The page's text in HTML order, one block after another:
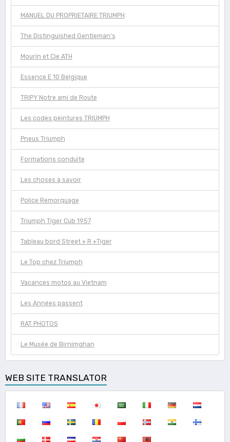
MANUEL DU PROPRIETAIRE TRIUMPH
The Distinguished Gentleman's
Mourin et Cie ATH
Essence E 10 Belgique
TRIPY Notre ami de Route
Les codes peintures TRIUMPH
Pneus Triumph
Formations conduite
Les choses à savoir
Police Remorquage
Triumph Tiger Cub 1957
Tableau bord Street + R +Tiger
Le Top chez Triumph
Vacances motos au Vietnam
Les Années passent
RAT PHOTOS
Le Musée de Birnimghan
WEB SITE TRANSLATOR